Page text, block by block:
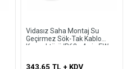
Vidasız Saha Montaj Su
Geçirmez Sök-Tak Kablo
Konnektörü IP68 - 4 pin EW-